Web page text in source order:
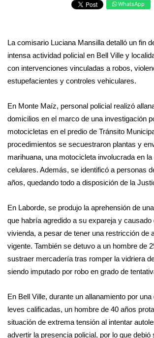
WhatsApp
La comisario Luciana Mansilla detalló un fin
intensa actividad policial en Bell Ville y
con intervenciones vinculadas a robos,
estupefacientes y controles vehiculares.
En Monte Maíz, personal policial realizó
domicilios en el marco de una investigación
motocicletas en el predio de Tránsito
procedimientos se secuestraron plantas y
marihuana, una motocicleta involucrada en
celulares. Además, se identificó a personas
años, quedando todo a disposición de la
En Laborde, se produjo la aprehensión de
que habría agredido a su expareja y causado
vivienda, a pesar de tener una restricción de
vigente. También se detuvo a un hombre de
sustraer mercadería tras romper la vidriera
siendo imputado por robo en grado de
En Bell Ville, durante un allanamiento por
leves calificadas, un hombre de 40 años
situación de extrema tensión al intentar
advertir la presencia policial, por lo que debió